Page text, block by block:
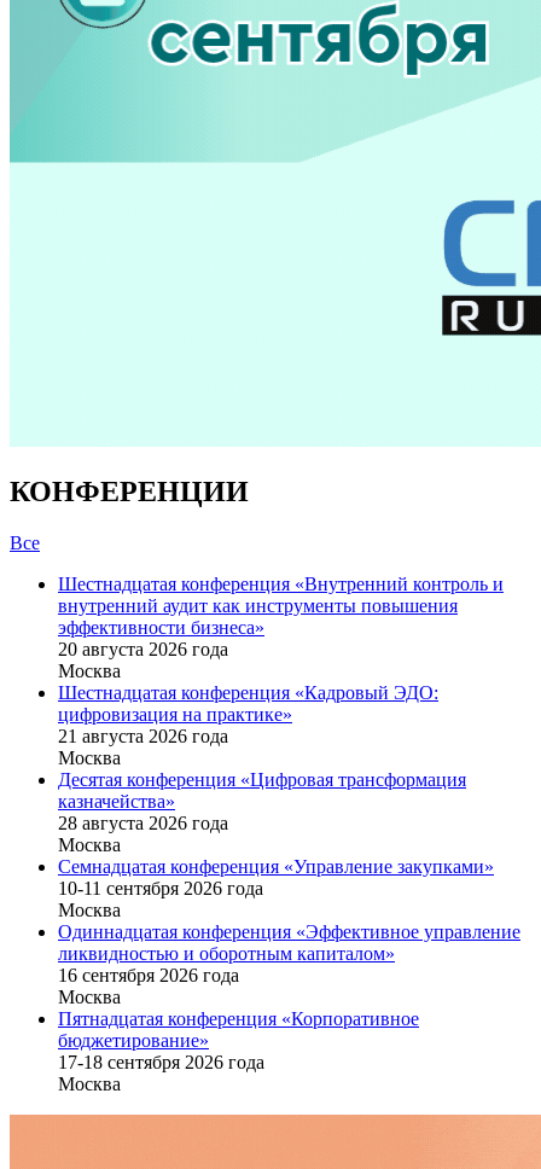
КОНФЕРЕНЦИИ
Все
Шестнадцатая конференция «Внутренний контроль и
внутренний аудит как инструменты повышения
эффективности бизнеса»
20 августа 2026 года
Москва
Шестнадцатая конференция «Кадровый ЭДО:
цифровизация на практике»
21 августа 2026 года
Москва
Десятая конференция «Цифровая трансформация
казначейства»
28 августа 2026 года
Москва
Семнадцатая конференция «Управление закупками»
10-11 сентября 2026 года
Москва
Одиннадцатая конференция «Эффективное управление
ликвидностью и оборотным капиталом»
16 cентября 2026 года
Москва
Пятнадцатая конференция «Корпоративное
бюджетирование»
17-18 сентября 2026 года
Москва